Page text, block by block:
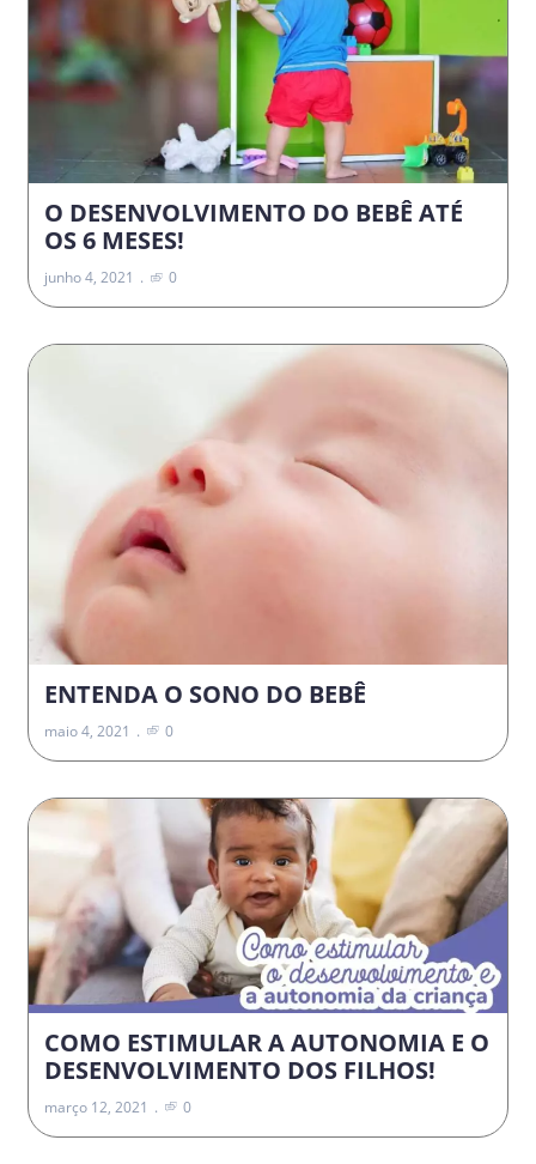
O DESENVOLVIMENTO DO BEBÊ ATÉ
OS 6 MESES!
junho 4, 2021 0
ENTENDA O SONO DO BEBÊ
maio 4, 2021 0
COMO ESTIMULAR A AUTONOMIA E O
DESENVOLVIMENTO DOS FILHOS!
março 12, 2021 0